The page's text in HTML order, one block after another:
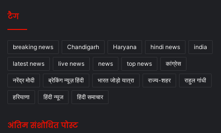
टैग
breaking news Chandigarh Haryana hindi news india
latest news live news news top news कांग्रेस
नरेंद्र मोदी ब्रेकिंग न्यूज़ हिंदी भारत जोड़ो यात्रा राज्य-शहर राहुल गांधी
हरियाणा हिंदी न्यूज हिंदी समाचार
अंतिम संशोधित पोस्ट